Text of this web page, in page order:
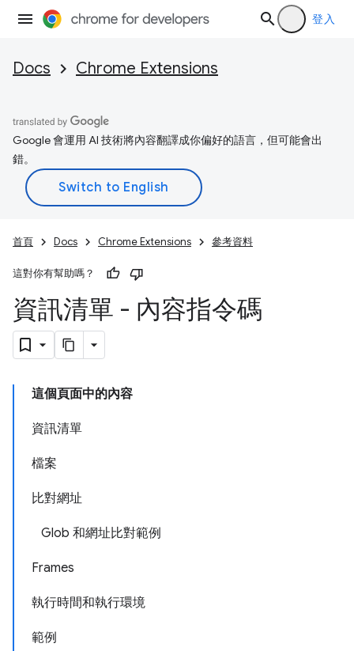
登入
Docs Chrome Extensions
Google 會運用 AI 技術將內容翻譯成你偏好的語言，但可能會出
錯。
首頁 Docs Chrome Extensions 參考資料
這對你有幫助嗎？
資訊清單 - 內容指令碼
這個頁面中的內容
資訊清單
檔案
比對網址
Glob 和網址比對範例
Frames
執行時間和執行環境
範例